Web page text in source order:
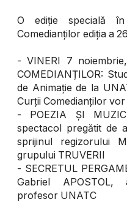
O ediție specială
Comedianților ediția a
- VINERI 7
COMEDIANȚILOR:
de Animație de la
Curții Comedianților
- POEZIA ȘI
spectacol pregătit de
sprijinul regizorului
grupului TRUVERII
- SECRETUL
Gabriel APOSTOL,
profesor UNATC